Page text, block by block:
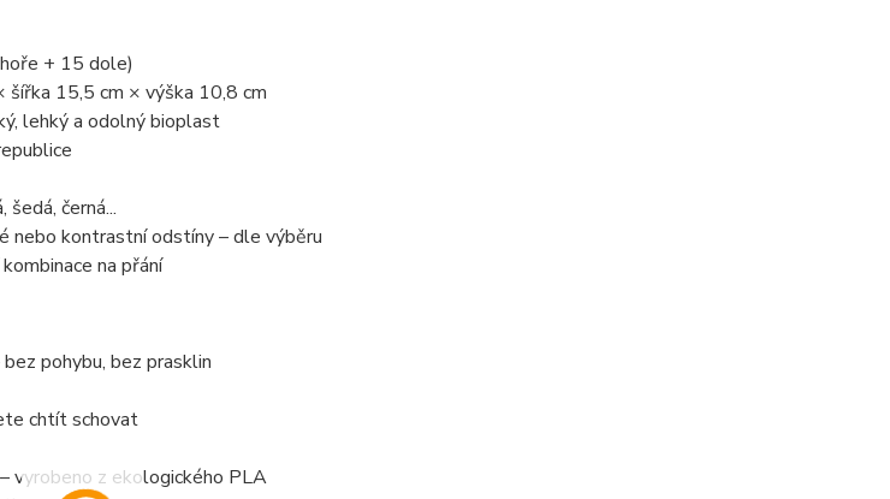
+ 15 dole)
šířka 15,5 cm × výška 10,8 cm
lehký a odolný bioplast
šedá, černá...
nebo kontrastní odstíny – dle výběru
na přání
pohybu, bez prasklin
chtít schovat
vyrobeno z ekologického PLA